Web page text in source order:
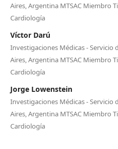
Aires, Argentina MTSAC Miembro
Cardiología
Víctor Darú
Investigaciones Médicas - Servicio
Aires, Argentina MTSAC Miembro
Cardiología
Jorge Lowenstein
Investigaciones Médicas - Servicio
Aires, Argentina MTSAC Miembro
Cardiología